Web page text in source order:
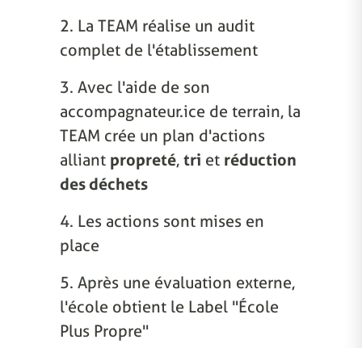
2. La TEAM réalise un audit
complet de l'établissement
3. Avec l'aide de son
accompagnateur.ice de terrain, la
TEAM crée un plan d'actions
alliant propreté, tri et réduction
des déchets
4. Les actions sont mises en
place
5. Après une évaluation externe,
l'école obtient le Label "École
Plus Propre"